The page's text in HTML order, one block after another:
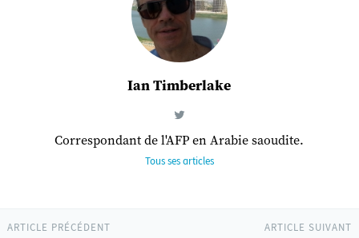
Ian Timberlake
Correspondant de l'AFP en Arabie saoudite.
Tous ses articles
ARTICLE SUIVANT
ARTICLE PRÉCÉDENT